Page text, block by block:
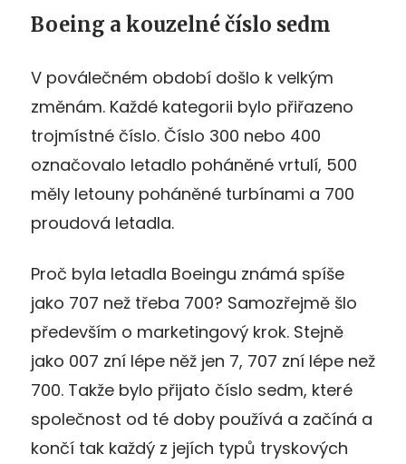
Boeing a kouzelné číslo sedm
V poválečném období došlo k velkým
změnám. Každé kategorii bylo přiřazeno
trojmístné číslo. Číslo 300 nebo 400
označovalo letadlo poháněné vrtulí, 500
měly letouny poháněné turbínami a 700
proudová letadla.
Proč byla letadla Boeingu známá spíše
jako 707 než třeba 700? Samozřejmě šlo
především o marketingový krok. Stejně
jako 007 zní lépe něž jen 7, 707 zní lépe než
700. Takže bylo přijato číslo sedm, které
společnost od té doby používá a začíná a
končí tak každý z jejích typů tryskových